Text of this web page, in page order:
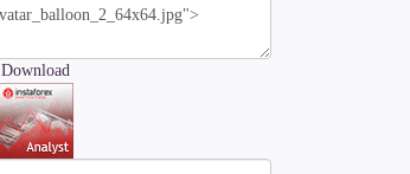
Download